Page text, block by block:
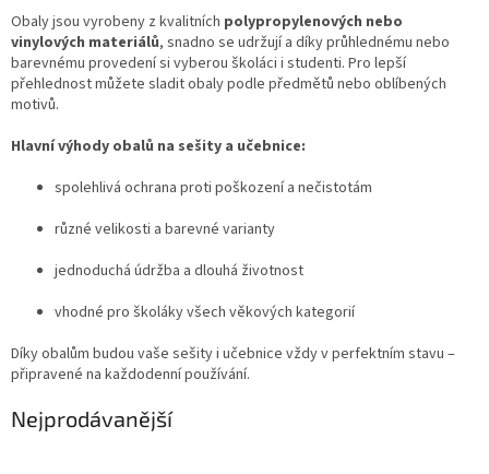
Obaly jsou vyrobeny z kvalitních polypropylenových nebo
vinylových materiálů, snadno se udržují a díky průhlednému nebo
barevnému provedení si vyberou školáci i studenti. Pro lepší
přehlednost můžete sladit obaly podle předmětů nebo oblíbených
motivů.
Hlavní výhody obalů na sešity a učebnice:
spolehlivá ochrana proti poškození a nečistotám
různé velikosti a barevné varianty
jednoduchá údržba a dlouhá životnost
vhodné pro školáky všech věkových kategorií
Díky obalům budou vaše sešity i učebnice vždy v perfektním stavu –
připravené na každodenní používání.
Nejprodávanější